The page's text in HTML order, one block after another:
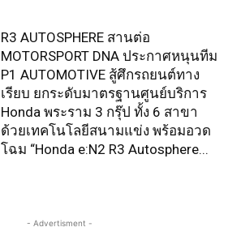
R3 AUTOSPHERE สานต่อ
MOTORSPORT DNA ประกาศหนุนทีม
P1 AUTOMOTIVE สู้ศึกรถยนต์ทาง
เรียบ ยกระดับมาตรฐานศูนย์บริการ
Honda พระราม 3 กรุ๊ป ทั้ง 6 สาขา
ด้วยเทคโนโลยีสนามแข่ง พร้อมอวด
โฉม “Honda e:N2 R3 Autosphere...
- Advertisment -